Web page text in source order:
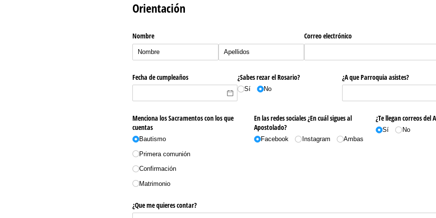
Orientación
Nombre Correo electrónico
Fecha de cumpleaños ¿Sabes rezar el Rosario?
Sí No
¿A que Parroquia asistes?
Menciona los Sacramentos con los que
cuentas
Bautismo
Primera comunión
Confirmación
Matrimonio
En las redes sociales ¿En cuál sigues al
Apostolado?
Facebook Instagram Ambas
¿Te llegan correos del
Sí No
¿Que me quieres contar?